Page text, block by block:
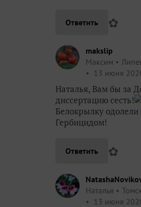
Ответить ✿
makslip
Максим
13 июня
Наталья, Вам бы за
диссертацию сесть!
Белокрылку
Гербицидом!
Ответить ✿
Наталья
13 июня